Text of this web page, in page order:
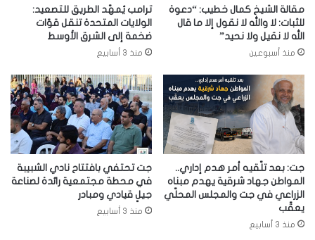
مقالة الشيخ كمال خطيب: “دعوة
للثبات: لا والله لا نقول إلا ما قال
الله لا نقيل ولا نحيد”
منذ أسبوعين
ترامب يُمهّد الطريق للتصعيد:
الولايات المتحدة تنقل قوّات
ضخمة إلى الشرق الأوسط
منذ 3 أسابيع
جت: بعد تلّقيه أمر هدم إداري..
المواطن جهاد شرقية يهدم مبناه
الزراعي في جت والمجلس المحلّي
يعقّب
منذ 3 أسابيع
جت تحتفي بافتتاح نادي الشبيبة
في محطة مجتمعية رائدة لصناعة
جيلٍ قيادي ومبادر
منذ 3 أسابيع